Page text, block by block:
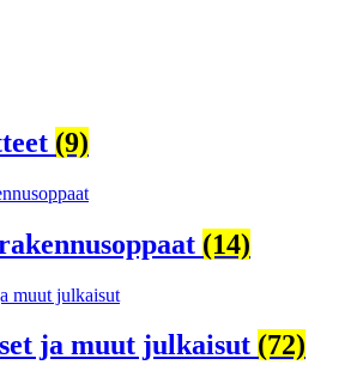
(9)
(14)
ja muut julkaisut (72)